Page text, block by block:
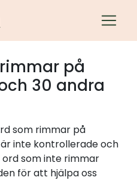
rimmar på
30 andra
som rimmar på
inte kontrollerade och
som inte rimmar
för att hjälpa oss